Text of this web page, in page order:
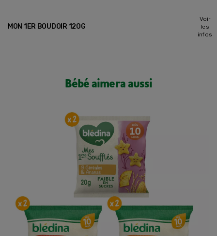
MON 1ER BOUDOIR 120G
Voir
les
infos
Bébé aimera aussi